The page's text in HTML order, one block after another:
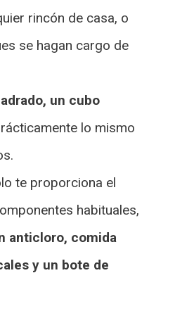
rincón de casa, o
se hagan cargo de
un cubo
lo mismo
te proporciona el
habituales,
anticloro, comida
y un bote de